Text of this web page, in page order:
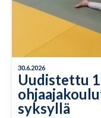
30.6.2026
Uudistettu
syksyllä